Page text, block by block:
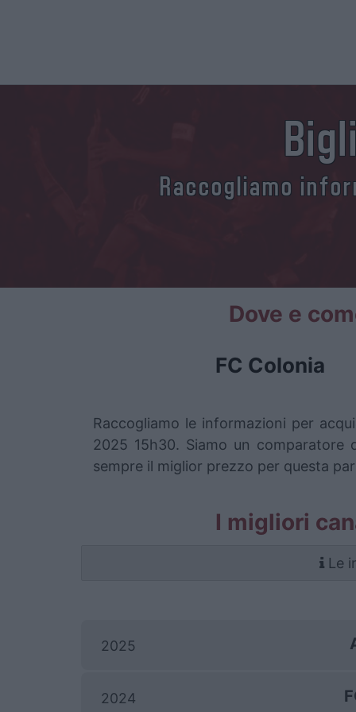
Raccogliamo
Dove e
FC Colonia
Raccogliamo le informazioni per
2025 15h30. Siamo un
sempre il miglior prezzo per questa
I migliori
Le
2025
2024